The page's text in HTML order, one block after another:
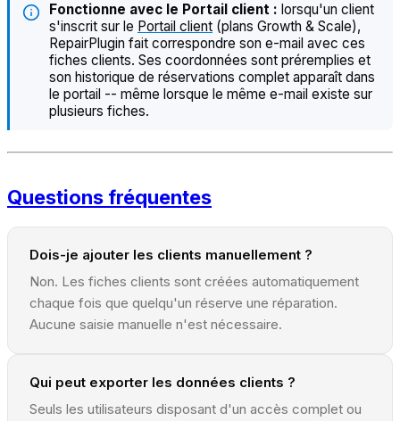
Fonctionne avec le Portail client : lorsqu'un client
s'inscrit sur le Portail client (plans Growth & Scale),
RepairPlugin fait correspondre son e-mail avec ces
fiches clients. Ses coordonnées sont préremplies et
son historique de réservations complet apparaît dans
le portail -- même lorsque le même e-mail existe sur
plusieurs fiches.
Questions fréquentes
Dois-je ajouter les clients manuellement ?
Non. Les fiches clients sont créées automatiquement
chaque fois que quelqu'un réserve une réparation.
Aucune saisie manuelle n'est nécessaire.
Qui peut exporter les données clients ?
Seuls les utilisateurs disposant d'un accès complet ou